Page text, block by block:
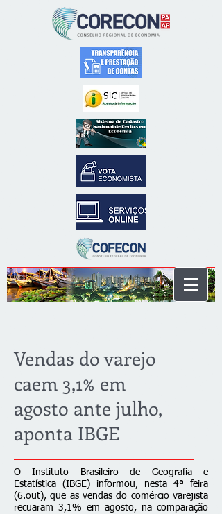
Vendas do varejo
caem 3,1% em
agosto ante julho,
aponta IBGE
O Instituto Brasileiro de Geografia e
Estatística (IBGE) informou, nesta 4ª feira
(6.out), que as vendas do comércio varejista
recuaram 3,1% em agosto, na comparação